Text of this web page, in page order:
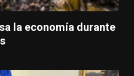
la economía durante